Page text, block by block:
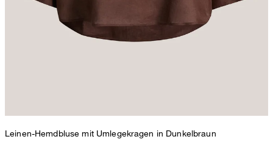
Leinen-Hemdbluse mit Umlegekragen in Dunkelbraun